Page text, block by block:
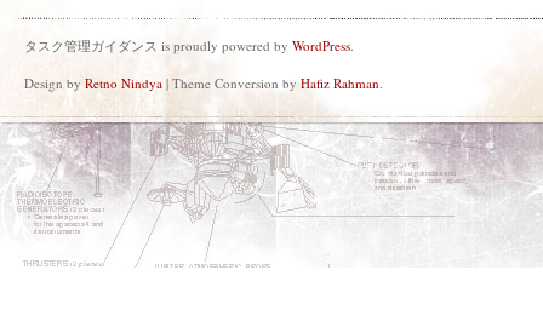
タスク管理ガイダンス is proudly powered by WordPress.
Design by Retno Nindya | Theme Conversion by Hafiz Rahman.